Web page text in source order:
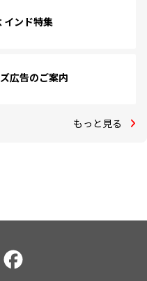
インド特集
広告のご案内
もっと見る